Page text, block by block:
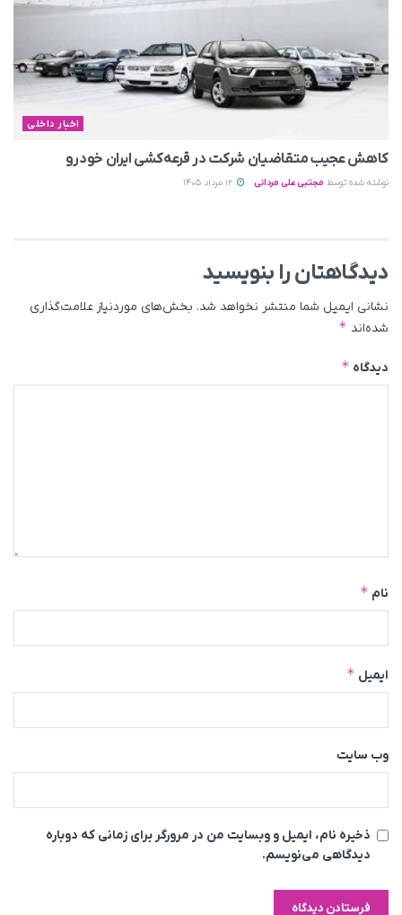
اخبار داخلی
کاهش عجیب متقاضیان شرکت در قرعه‌کشی ایران خودرو
نوشته شده توسط مجتبی علی مردانی
دیدگاهتان را بنویسید
نشانی ایمیل شما منتشر نخواهد شد. بخش‌های موردنیاز علامت‌گذاری
شده‌اند *
دیدگاه *
نام *
ایمیل *
وب‌ سایت
ذخیره نام، ایمیل و وبسایت من در مرورگر برای زمانی که دوباره
دیدگاهی می‌نویسم.